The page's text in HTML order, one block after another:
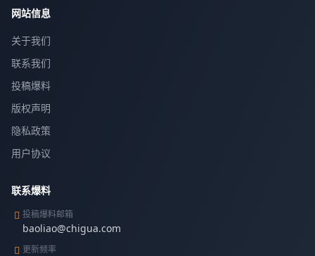
网站信息
关于我们
联系我们
投稿爆料
版权声明
隐私政策
用户协议
联系爆料
投稿爆料邮箱
baoliao@chigua.com
更新频率